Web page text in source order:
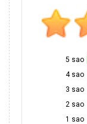
5 sao
4 sao
3 sao
2 sao
1 sao